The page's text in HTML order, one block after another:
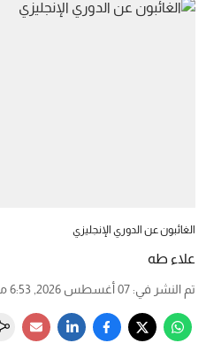
الغائبون عن الدوري الإنجليزي
علاء طه
تم النشر في: 07 أغسطس 2026, 6:53 مساءً